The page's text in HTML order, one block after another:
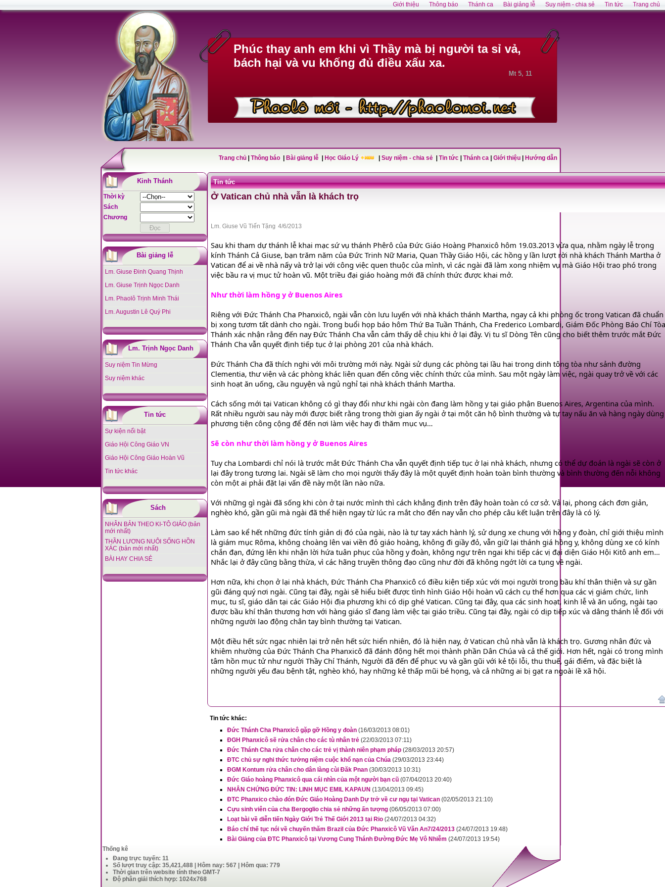
Phúc thay anh em khi vì Thầy mà bị người ta sỉ vả,
bách hại và vu khống đủ điều xấu xa.
Mt 5, 11
Trang chủ Thông báo Bài giảng lễ Học Giáo Lý Suy niệm - chia sẻ Tin tức Thánh ca Giới thiệu Hướng dẫn
Kinh Thánh
Thời kỳ
Sách
Chương
Bài giảng lễ
Lm. Giuse Đinh Quang Thịnh
Lm. Giuse Trịnh Ngọc Danh
Lm. Phaolô Trịnh Minh Thái
Lm. Augustin Lê Quý Phi
Lm. Trịnh Ngọc Danh
Suy niệm Tin Mừng
Suy niệm khác
Tin tức
Sự kiện nổi bật
Giáo Hội Công Giáo VN
Giáo Hội Công Giáo Hoàn Vũ
Tin tức khác
Sách
NHÂN BẢN THEO KI-TÔ GIÁO (bản
mới nhất)
THẦN LƯƠNG NUÔI SỐNG HỒN
XÁC (bản mới nhất)
BÀI HAY CHIA SẺ
Tin tức
Ở Vatican chủ nhà vẫn là khách trọ
Lm. Giuse Vũ Tiến Tặng 4/6/2013
Sau khi tham dự thánh lễ khai mạc sứ vụ thánh Phêrô của Đức Giáo Hoàng Phanxicô hôm 19.03.2013 vừa qua, nhằm ngày lễ trọng
kính Thánh Cả Giuse, bạn trăm năm của Đức Trinh Nữ Maria, Quan Thầy Giáo Hội, các hồng y lần lượt rời nhà khách Thánh Martha ở
Vatican để ai về nhà nấy và trở lại với công việc quen thuộc của mình, vì các ngài đã làm xong nhiệm vụ mà Giáo Hội trao phó trong
việc bầu ra vị mục tử hoàn vũ. Một triều đại giáo hoàng mới đã chính thức được khai mở.
Như thời làm hồng y ở Buenos Aires
Riêng với Đức Thánh Cha Phanxicô, ngài vẫn còn lưu luyến với nhà khách thánh Martha, ngay cả khi phòng ốc trong Vatican đã chuẩn
bị xong tươm tất dành cho ngài. Trong buổi họp báo hôm Thứ Ba Tuần Thánh, Cha Frederico Lombardi, Giám Đốc Phòng Báo Chí Tòa
Thánh xác nhận rằng đến nay Đức Thánh Cha vẫn cảm thấy dễ chịu khi ở lại đây. Vị tu sĩ Dòng Tên cũng cho biết thêm trước mắt Đức
Thánh Cha vẫn quyết định tiếp tục ở lại phòng 201 của nhà khách.
Đức Thánh Cha đã thích nghi với môi trường mới này. Ngài sử dụng các phòng tại lầu hai trong dinh tông tòa như sảnh đường
Clementia, thư viện và các phòng khác liên quan đến công việc chính thức của mình. Sau một ngày làm việc, ngài quay trở về với các
sinh hoạt ăn uống, cầu nguyện và ngủ nghỉ tại nhà khách thánh Martha.
Cách sống mới tại Vatican không có gì thay đổi như khi ngài còn đang làm hồng y tại giáo phận Buenos Aires, Argentina của mình.
Rất nhiều người sau này mới được biết rằng trong thời gian ấy ngài ở tại một căn hộ bình thường và tự tay nấu ăn và hàng ngày dùng
phương tiện công cộng để đến nơi làm việc hay đi thăm mục vụ…
Sẽ còn như thời làm hồng y ở Buenos Aires
Tuy cha Lombardi chỉ nói là trước mắt Đức Thánh Cha vẫn quyết định tiếp tục ở lại nhà khách, nhưng có thể dự đoán là ngài sẽ còn ở
lại đây trong tương lai. Ngài sẽ làm cho mọi người thấy đây là một quyết định hoàn toàn bình thường và bình thường đến nỗi không
còn một ai phải đặt lại vấn đề này một lần nào nữa.
Với những gì ngài đã sống khi còn ở tại nước mình thì cách khẳng định trên đây hoàn toàn có cơ sở. Vả lại, phong cách đơn giản,
nghèo khó, gần gũi mà ngài đã thể hiện ngay từ lúc ra mắt cho đến nay vẫn cho phép câu kết luận trên đây là có lý.
Làm sao kể hết những đức tính giản dị đó của ngài, nào là tự tay xách hành lý, sử dụng xe chung với hồng y đoàn, chỉ giới thiệu mình
là giám mục Rôma, không choàng lên vai viền đỏ giáo hoàng, không đi giầy đỏ, vẫn giữ lại thánh giá hồng y, không dùng xe có kính
chắn đạn, đứng lên khi nhận lời hứa tuân phục của hồng y đoàn, không ngự trên ngai khi tiếp các vị đại diện Giáo Hội Kitô anh em…
Nhắc lại ở đây cũng bằng thừa, vì các hãng truyền thông đạo cũng như đời đã không ngớt lời ca tụng về ngài.
Hơn nữa, khi chọn ở lại nhà khách, Đức Thánh Cha Phanxicô có điều kiện tiếp xúc với mọi người trong bầu khí thân thiện và sự gần
gũi đáng quý nơi ngài. Cũng tại đây, ngài sẽ hiểu biết được tình hình Giáo Hội hoàn vũ cách cụ thể hơn qua các vị giám chức, linh
mục, tu sĩ, giáo dân tại các Giáo Hội địa phương khi có dịp ghé Vatican. Cũng tại đây, qua các sinh hoạt, kinh lễ và ăn uống, ngài tạo
được bầu khí thân thương hơn với hàng giáo sĩ đang làm việc tại giáo triều. Cũng tại đây, ngài có dịp tiếp xúc và dâng thánh lễ đối với
những người lao động chân tay bình thường tại Vatican.
Một điều hết sức ngạc nhiên lại trở nên hết sức hiển nhiên, đó là hiện nay, ở Vatican chủ nhà vẫn là khách trọ. Gương nhân đức và
khiêm nhường của Đức Thánh Cha Phanxicô đã đánh động hết mọi thành phần Dân Chúa và cả thế giới. Hơn hết, ngài có trong mình
tâm hồn mục tử như người Thầy Chí Thánh, Người đã đến để phục vụ và gần gũi với kẻ tội lỗi, thu thuế, gái điếm, và đặc biệt là
những người yếu đau bệnh tật, nghèo khó, hay những kẻ thấp mũi bé họng, và cả những ai bị gạt ra ngoài lề xã hội.
Tin tức khác:
Đức Thánh Cha Phanxicô gặp gỡ Hồng y đoàn (16/03/2013 08:01)
ĐGH Phanxicô sẽ rửa chân cho các tù nhân trẻ (22/03/2013 07:11)
Đức Thánh Cha rửa chân cho các trẻ vị thành niên phạm pháp (28/03/2013 20:57)
ĐTC chủ sự nghi thức tưởng niệm cuộc khổ nạn của Chúa (29/03/2013 23:44)
ĐGM Kontum rửa chân cho dân làng cùi Đăk Pnan (30/03/2013 10:31)
Đức Giáo hoàng Phanxicô qua cái nhìn của một người bạn cũ (07/04/2013 20:40)
NHÂN CHỨNG ĐỨC TIN: LINH MỤC EMIL KAPAUN (13/04/2013 09:45)
ĐTC Phanxico chào đón Đức Giáo Hoàng Danh Dự trở về cư ngụ tại Vatican (02/05/2013 21:10)
Cựu sinh viên của cha Bergoglio chia sẻ những ấn tượng (06/05/2013 07:00)
Loạt bài về diễn tiến Ngày Giới Trẻ Thế Giới 2013 tại Rio (24/07/2013 04:32)
Báo chí thế tục nói về chuyến thăm Brazil của Đức Phanxicô Vũ Văn An7/24/2013 (24/07/2013 19:48)
Bài Giảng của ĐTC Phanxicô tại Vương Cung Thánh Đường Đức Mẹ Vô Nhiễm (24/07/2013 19:54)
Thống kê
Đang trực tuyến: 11
Số lượt truy cập: 35,421,488 | Hôm nay: 567 | Hôm qua: 779
Thời gian trên website tính theo GMT-7
Độ phân giải thích hợp: 1024x768
Trang chủ
Tin tức
Suy niệm - chia sẻ
Bài giảng lễ
Thánh ca
Thông báo
Giới thiệu